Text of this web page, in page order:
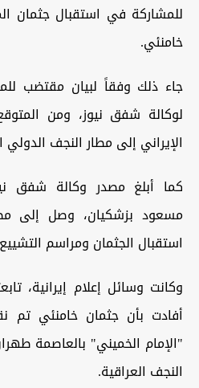
للمشاركة في استقبال جثمان
خامنئي.
جاء ذلك وفقاً لبيان مقتضب
لوكالة شفق نيوز، ومن
الإيراني إلى مطار النجف الدولي
كما أبلغ مصدر وكالة شفق
مسعود بزشكيان، وصل إلى
استقبال الجثمان ومراسم
وكانت وسائل إعلام إيرانية،
أفادت بأن جثمان خامنئي تم
"الإمام الخميني" بالعاصمة
النجف العراقية.